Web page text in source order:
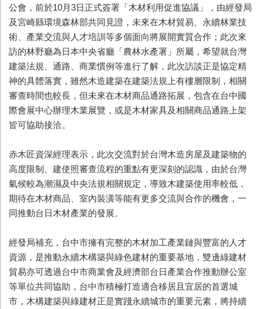
公會，前於10月3日正式簽署「木材利用促進協議」，由經發局
及宮崎縣環境森林部共同見證，未來在木材貿易、永續林業技
術、產業交流與人才培訓等多個面向將展開實質合作；此次來
訪的林野廳為日本中央省廳「農林水產署」所屬，希望就台灣
建築法規、通路、商業慣例等進行了解，此次訪談正是協定精
神的具體落實，雖然木造建築在建築法規上有樓層限制，相關
審查時間也較長，但未來在木材商品通路拓展，包含在台中國
際會展中心辦理木業展覽，或是木材家具及相關商品通路上架
皆可協助接洽。
赤木匠資深經理表示，此次交流對於台灣木造房屋及建築物的
高度限制、建使照審查流程的重點有更深刻的認識，由於台灣
氣候較為潮濕及中央法規相關規定，導致木建築使用率較低，
期待在木材商品、室內裝潢等能有更多交流與合作的機會，一
同推動台日木材產業的發展。
經發局補充，台中市擁有完整的木材加工產業鏈與豐富的人才
資源，是推動永續木構築與綠色建材的重要基地，雙邊綠建材
貿易亦可透過台中市商業會及經濟部台日產業合作推動辦公室
等單位共同協助，台中市積極打造適合移居且宜居的首選城
市，木構建築與綠建材正是實踐永續城市的重要元素，將持續